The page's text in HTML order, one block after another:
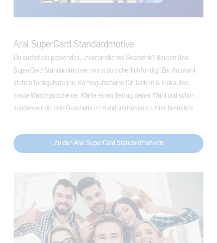
Aral SuperCard Standardmotive
Du suchst ein passendes, unverbindliches Geschenk? Bei den Aral
SuperCard Standardmotiven wirst du sicherlich fündig! Zur Auswahl
stehen Tankgutscheine, Kombigutscheine für Tanken & Einkaufen,
sowie Waschgutscheine. Wähle einen Betrag deiner Wahl und schon
senden wir dir dein Geschenk im Handumdrehen zu. Hier bestellen!
Zu den Aral SuperCard Standardmotiven